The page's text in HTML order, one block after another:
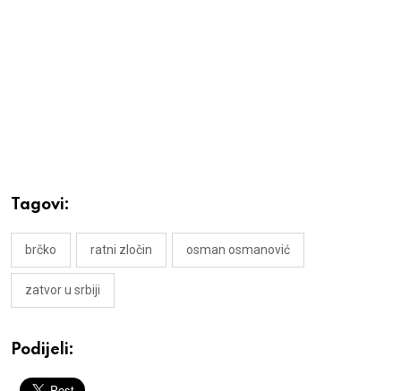
Tagovi:
brčko ratni zločin osman osmanović
zatvor u srbiji
Podijeli: